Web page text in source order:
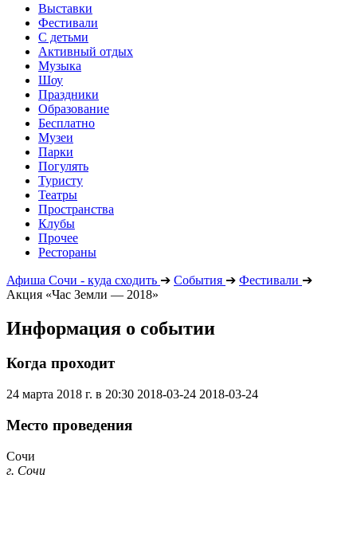
Выставки
Фестивали
С детьми
Активный отдых
Музыка
Шоу
Праздники
Образование
Бесплатно
Музеи
Парки
Погулять
Туристу
Театры
Пространства
Клубы
Прочее
Рестораны
Афиша Сочи - куда сходить ➔ События ➔ Фестивали ➔
Акция «Час Земли — 2018»
Информация о событии
Когда проходит
24 марта 2018 г. в 20:30 2018-03-24 2018-03-24
Место проведения
Сочи
г. Сочи